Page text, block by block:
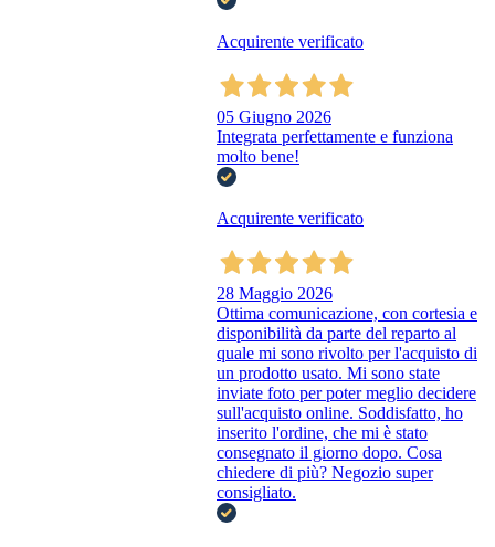
Acquirente verificato
05 Giugno 2026
Integrata perfettamente e funziona
molto bene!
Acquirente verificato
28 Maggio 2026
Ottima comunicazione, con cortesia e
disponibilità da parte del reparto al
quale mi sono rivolto per l'acquisto di
un prodotto usato. Mi sono state
inviate foto per poter meglio decidere
sull'acquisto online. Soddisfatto, ho
inserito l'ordine, che mi è stato
consegnato il giorno dopo. Cosa
chiedere di più? Negozio super
consigliato.